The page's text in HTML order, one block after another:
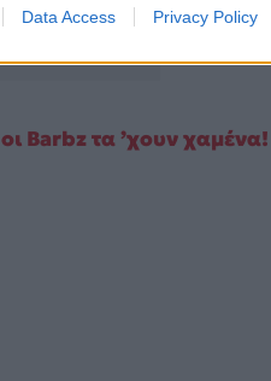
Data Access Privacy Policy
Barbz τα ’χουν χαμένα!